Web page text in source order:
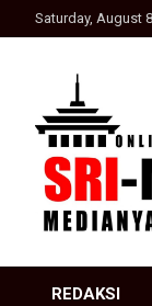
to
Saturday, August
SRI
REDAKSI